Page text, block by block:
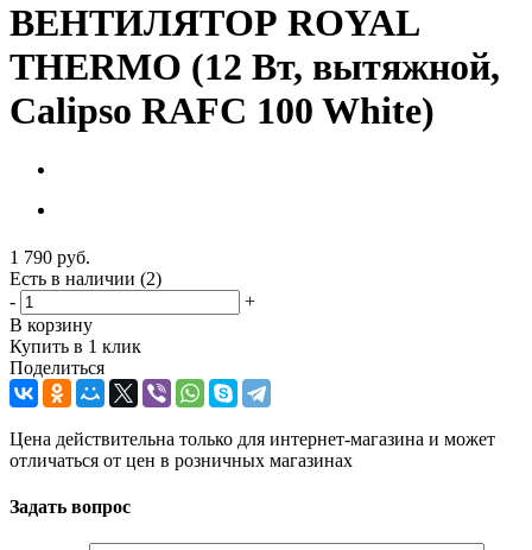
ВЕНТИЛЯТОР ROYAL
THERMO (12 Вт, вытяжной,
Calipso RAFC 100 White)
1 790 руб.
Есть в наличии (2)
-
+
В корзину
Купить в 1 клик
Поделиться
Цена действительна только для интернет-магазина и может
отличаться от цен в розничных магазинах
Задать вопрос